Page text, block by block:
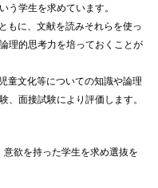
う学生を求めています。
もに、文献を読みそれらを使っ
理的思考力を培っておくことが
童文化等についての知識や論理
、面接試験により評価します。
欲を持った学生を求め選抜を